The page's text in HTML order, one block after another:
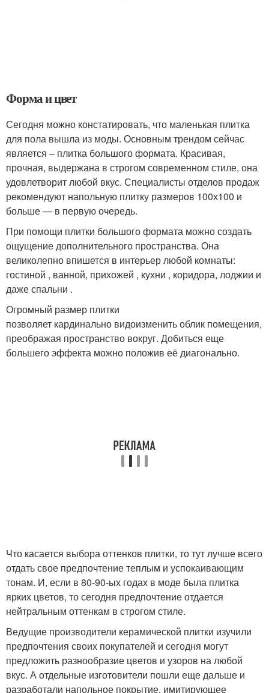
Форма и цвет
Сегодня можно констатировать, что маленькая плитка
для пола вышла из моды. Основным трендом сейчас
является – плитка большого формата. Красивая,
прочная, выдержана в строгом современном стиле, она
удовлетворит любой вкус. Специалисты отделов продаж
рекомендуют напольную плитку размеров 100х100 и
больше — в первую очередь.
При помощи плитки большого формата можно создать
ощущение дополнительного пространства. Она
великолепно впишется в интерьер любой комнаты:
гостиной , ванной, прихожей , кухни , коридора, лоджии и
даже спальни .
Огромный размер плитки
позволяет кардинально видоизменить облик помещения,
преображая пространство вокруг. Добиться еще
большего эффекта можно положив её диагонально.
Что касается выбора оттенков плитки, то тут лучше всего
отдать свое предпочтение теплым и успокаивающим
тонам. И, если в 80-90-ых годах в моде была плитка
ярких цветов, то сегодня предпочтение отдается
нейтральным оттенкам в строгом стиле.
Ведущие производители керамической плитки изучили
предпочтения своих покупателей и сегодня могут
предложить разнообразие цветов и узоров на любой
вкус. А отдельные изготовители пошли еще дальше и
разработали напольное покрытие, имитирующее